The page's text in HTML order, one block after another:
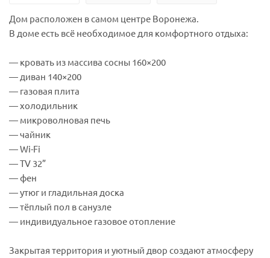
Дом расположен в самом центре Воронежа.
В доме есть всё необходимое для комфортного отдыха:
— кровать из массива сосны 160×200
— диван 140×200
— газовая плита
— холодильник
— микроволновая печь
— чайник
— Wi-Fi
— TV 32”
— фен
— утюг и гладильная доска
— тёплый пол в санузле
— индивидуальное газовое отопление
Закрытая территория и уютный двор создают атмосферу